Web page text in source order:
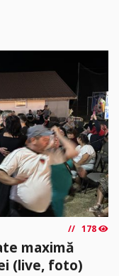
178
maximă
(live, foto)